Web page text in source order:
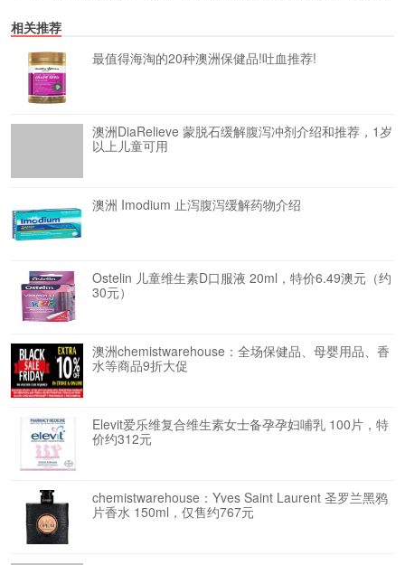
相关推荐
最值得海淘的20种澳洲保健品!吐血推荐!
澳洲DiaRelieve 蒙脱石缓解腹泻冲剂介绍和推荐，1岁
以上儿童可用
澳洲 Imodium 止泻腹泻缓解药物介绍
Ostelin 儿童维生素D口服液 20ml，特价6.49澳元（约
30元）
澳洲chemistwarehouse：全场保健品、母婴用品、香
水等商品9折大促
Elevit爱乐维复合维生素女士备孕孕妇哺乳 100片，特
价约312元
chemistwarehouse：Yves Saint Laurent 圣罗兰黑鸦
片香水 150ml，仅售约767元